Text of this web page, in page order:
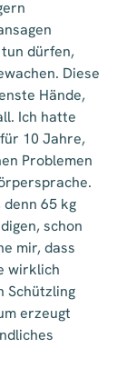
dürfen,
Diese
Hände,
Ich hatte
10 Jahre,
Problemen
65 kg
schon
mir, dass
wirklich
Schützling
erzeugt